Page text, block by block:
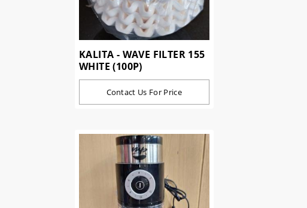
KALITA - WAVE FILTER 155
WHITE (100P)
Contact Us For Price